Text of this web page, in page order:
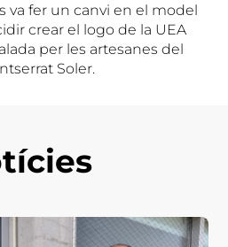
va fer un canvi en el model
crear el logo de la UEA
per les artesanes del
Soler.